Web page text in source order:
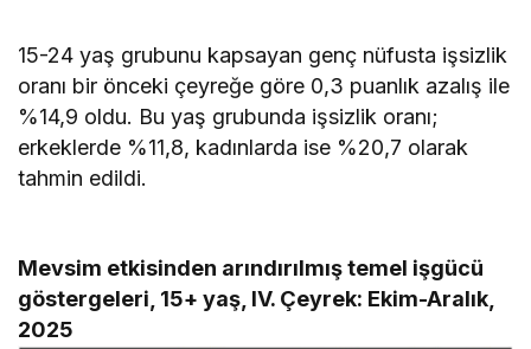
15-24 yaş grubunu kapsayan genç nüfusta işsizlik
oranı bir önceki çeyreğe göre 0,3 puanlık azalış ile
%14,9 oldu. Bu yaş grubunda işsizlik oranı;
erkeklerde %11,8, kadınlarda ise %20,7 olarak
tahmin edildi.
Mevsim etkisinden arındırılmış temel işgücü
göstergeleri, 15+ yaş, IV. Çeyrek: Ekim-Aralık,
2025